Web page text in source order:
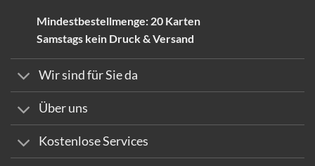
Mindestbestellmenge: 20 Karten
Samstags kein Druck & Versand
Wir sind für Sie da
Über uns
Kostenlose Services